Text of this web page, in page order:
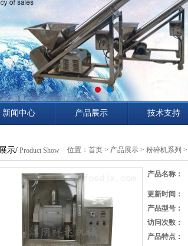
新闻中心 产品展示 技术支持
示/ Product Show 位置： 首页 > 产品展示 > 粉碎机系列 >
产品名称：
更新时间：
产品型号：
访问次数：
产品特点：